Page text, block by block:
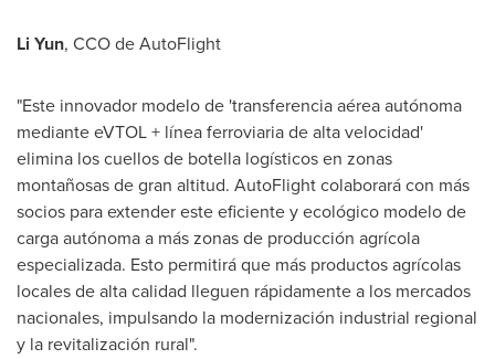
Li Yun, CCO de AutoFlight
"Este innovador modelo de 'transferencia aérea autónoma
mediante eVTOL + línea ferroviaria de alta velocidad'
elimina los cuellos de botella logísticos en zonas
montañosas de gran altitud. AutoFlight colaborará con más
socios para extender este eficiente y ecológico modelo de
carga autónoma a más zonas de producción agrícola
especializada. Esto permitirá que más productos agrícolas
locales de alta calidad lleguen rápidamente a los mercados
nacionales, impulsando la modernización industrial regional
y la revitalización rural".